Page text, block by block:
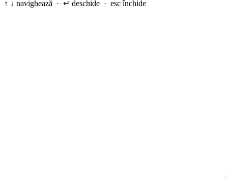
↑ ↓ navighează · ↵ deschide · esc închide